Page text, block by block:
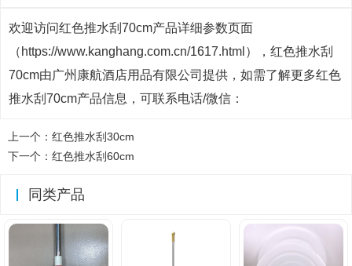
欢迎访问红色推水刮70cm产品详细参数页面
（https://www.kanghang.com.cn/1617.html），红色推水刮
70cm由广州康航酒店用品有限公司提供，如需了解更多红色
推水刮70cm产品信息，可联系电话/微信：
上一个： 红色推水刮30cm
下一个： 红色推水刮60cm
同类产品